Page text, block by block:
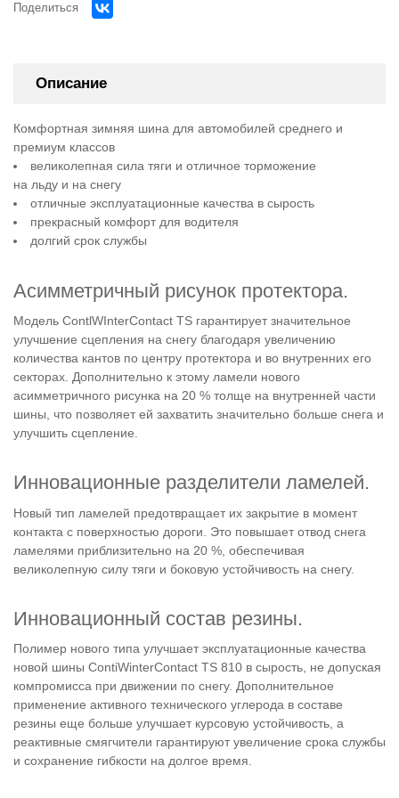
Поделиться
Описание
Комфортная зимняя шина для автомобилей среднего и
премиум классов
великолепная сила тяги и отличное торможение
на льду и на снегу
отличные эксплуатационные качества в сырость
прекрасный комфорт для водителя
долгий срок службы
Асимметричный рисунок протектора.
Модель ContlWInterContact TS гарантирует значительное
улучшение сцепления на снегу благодаря увеличению
количества кантов по центру протектора и во внутренних его
секторах. Дополнительно к этому ламели нового
асимметричного рисунка на 20 % толще на внутренней части
шины, что позволяет ей захватить значительно больше снега и
улучшить сцепление.
Инновационные разделители ламелей.
Новый тип ламелей предотвращает их закрытие в момент
контакта с поверхностью дороги. Это повышает отвод снега
ламелями приблизительно на 20 %, обеспечивая
великолепную силу тяги и боковую устойчивость на снегу.
Инновационный состав резины.
Полимер нового типа улучшает эксплуатационные качества
новой шины ContiWinterContact TS 810 в сырость, не допуская
компромисса при движении по снегу. Дополнительное
применение активного технического углерода в составе
резины еще больше улучшает курсовую устойчивость, а
реактивные смягчители гарантируют увеличение срока службы
и сохранение гибкости на долгое время.